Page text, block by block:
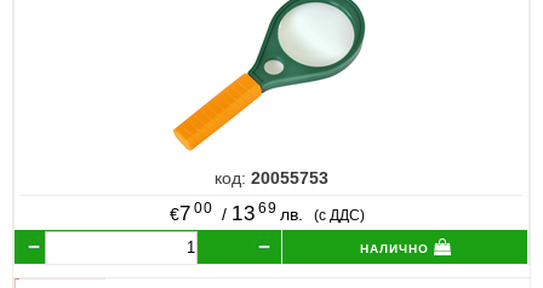
код: 20055753
€7 00 / 13 69 лв. (с ДДС)
налично